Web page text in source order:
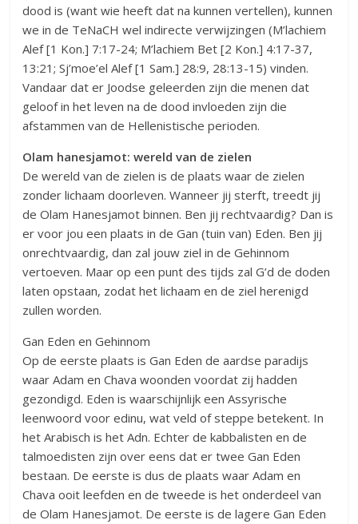
dood is (want wie heeft dat na kunnen vertellen), kunnen
we in de TeNaCH wel indirecte verwijzingen (M’lachiem
Alef [1 Kon.] 7:17-24; M’lachiem Bet [2 Kon.] 4:17-37,
13:21; Sj’moe’el Alef [1 Sam.] 28:9, 28:13-15) vinden.
Vandaar dat er Joodse geleerden zijn die menen dat
geloof in het leven na de dood invloeden zijn die
afstammen van de Hellenistische perioden.
Olam hanesjamot: wereld van de zielen
De wereld van de zielen is de plaats waar de zielen
zonder lichaam doorleven. Wanneer jij sterft, treedt jij
de Olam Hanesjamot binnen. Ben jij rechtvaardig? Dan is
er voor jou een plaats in de Gan (tuin van) Eden. Ben jij
onrechtvaardig, dan zal jouw ziel in de Gehinnom
vertoeven. Maar op een punt des tijds zal G’d de doden
laten opstaan, zodat het lichaam en de ziel herenigd
zullen worden.
Gan Eden en Gehinnom
Op de eerste plaats is Gan Eden de aardse paradijs
waar Adam en Chava woonden voordat zij hadden
gezondigd. Eden is waarschijnlijk een Assyrische
leenwoord voor edinu, wat veld of steppe betekent. In
het Arabisch is het Adn. Echter de kabbalisten en de
talmoedisten zijn over eens dat er twee Gan Eden
bestaan. De eerste is dus de plaats waar Adam en
Chava ooit leefden en de tweede is het onderdeel van
de Olam Hanesjamot. De eerste is de lagere Gan Eden